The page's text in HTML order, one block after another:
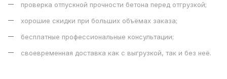
проверка отпускной прочности бетона перед отгрузкой;
хорошие скидки при больших объёмах заказа;
бесплатные профессиональные консультации;
своевременная доставка как с выгрузкой, так и без неё.